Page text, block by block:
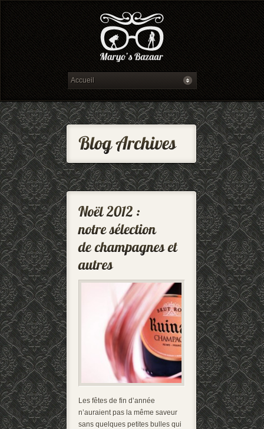
Les fêtes de fin d’année
n’auraient pas la même saveur
sans quelques petites bulles qui